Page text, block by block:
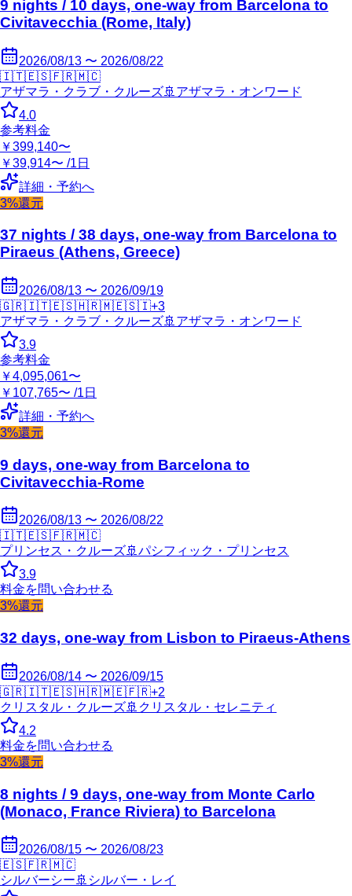
9 nights / 10 days, one-way from Barcelona to
Civitavecchia (Rome, Italy)
2026/08/13 〜 2026/08/22
🇮🇹🇪🇸🇫🇷🇲🇨
アザマラ・クラブ・クルーズ🚢 アザマラ・オンワード
4.0
参考料金
￥399,140〜
￥39,914〜 /1日
詳細・予約へ
3%還元
37 nights / 38 days, one-way from Barcelona to
Piraeus (Athens, Greece)
2026/08/13 〜 2026/09/19
🇬🇷🇮🇹🇪🇸🇭🇷🇲🇪🇸🇮+3
アザマラ・クラブ・クルーズ🚢 アザマラ・オンワード
3.9
参考料金
￥4,095,061〜
￥107,765〜 /1日
詳細・予約へ
3%還元
9 days, one-way from Barcelona to
Civitavecchia-Rome
2026/08/13 〜 2026/08/22
🇮🇹🇪🇸🇫🇷🇲🇨
プリンセス・クルーズ🚢 パシフィック・プリンセス
3.9
料金を問い合わせる
3%還元
32 days, one-way from Lisbon to Piraeus-Athens
2026/08/14 〜 2026/09/15
🇬🇷🇮🇹🇪🇸🇭🇷🇲🇪🇫🇷+2
クリスタル・クルーズ🚢 クリスタル・セレニティ
4.2
料金を問い合わせる
3%還元
8 nights / 9 days, one-way from Monte Carlo
(Monaco, France Riviera) to Barcelona
2026/08/15 〜 2026/08/23
🇪🇸🇫🇷🇲🇨
シルバーシー 🚢 シルバー・レイ